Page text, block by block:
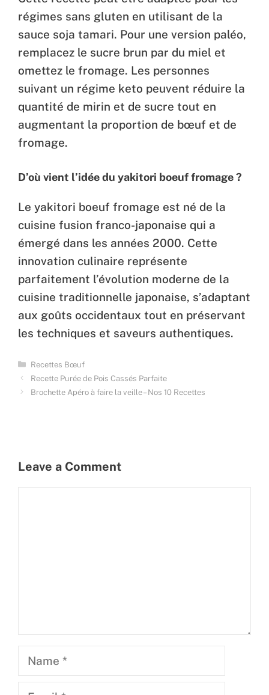
régimes sans gluten en utilisant de la
sauce soja tamari. Pour une version paléo,
remplacez le sucre brun par du miel et
omettez le fromage. Les personnes
suivant un régime keto peuvent réduire la
quantité de mirin et de sucre tout en
augmentant la proportion de bœuf et de
fromage.
D’où vient l’idée du yakitori boeuf fromage ?
Le yakitori boeuf fromage est né de la
cuisine fusion franco-japonaise qui a
émergé dans les années 2000. Cette
innovation culinaire représente
parfaitement l’évolution moderne de la
cuisine traditionnelle japonaise, s’adaptant
aux goûts occidentaux tout en préservant
les techniques et saveurs authentiques.
Categories
Recettes Bœuf
Recette Purée de Pois Cassés Parfaite
Brochette Apéro à faire la veille – Nos 10 Recettes
Leave a Comment
Name
Email